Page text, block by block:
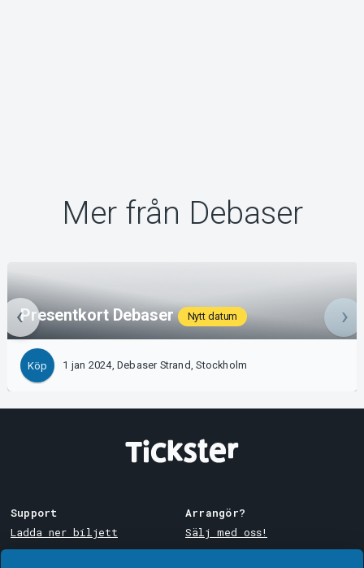
Mer från Debaser
Presentkort Debaser Nytt datum
Köp 1 jan 2024, Debaser Strand, Stockholm
Support
Ladda ner biljett
Arrangör?
Sälj med oss!